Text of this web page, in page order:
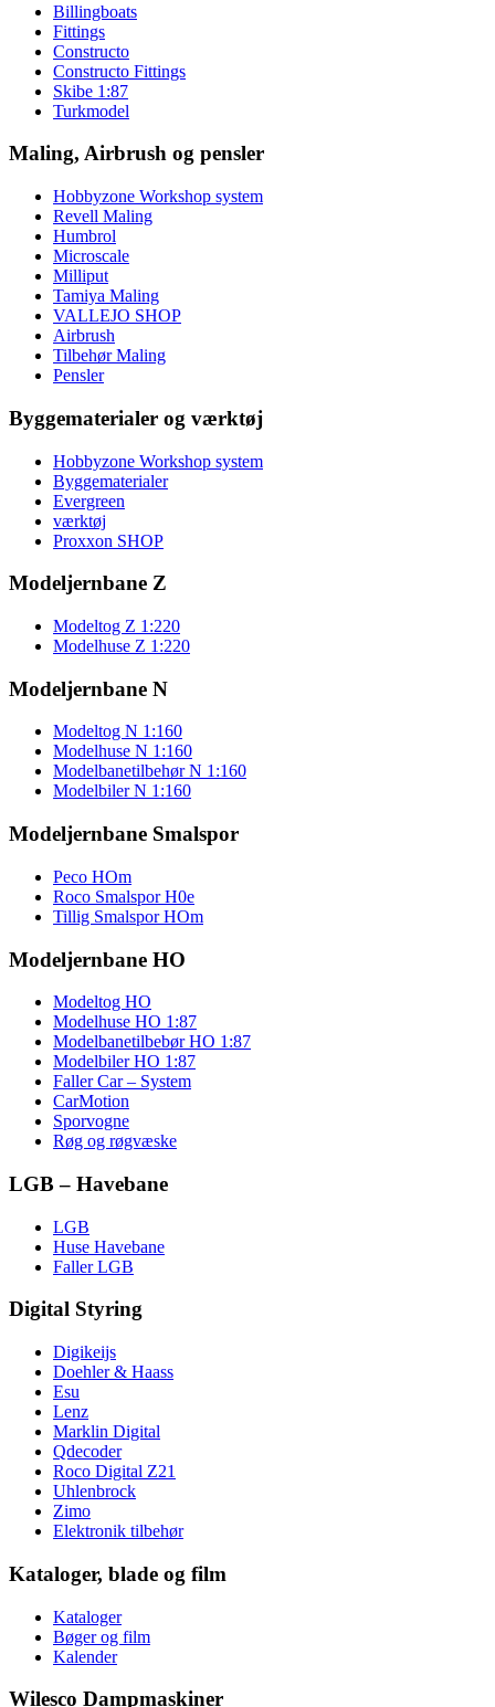
Billingboats
Fittings
Constructo
Constructo Fittings
Skibe 1:87
Turkmodel
Maling, Airbrush og pensler
Hobbyzone Workshop system
Revell Maling
Humbrol
Microscale
Milliput
Tamiya Maling
VALLEJO SHOP
Airbrush
Tilbehør Maling
Pensler
Byggematerialer og værktøj
Hobbyzone Workshop system
Byggematerialer
Evergreen
værktøj
Proxxon SHOP
Modeljernbane Z
Modeltog Z 1:220
Modelhuse Z 1:220
Modeljernbane N
Modeltog N 1:160
Modelhuse N 1:160
Modelbanetilbehør N 1:160
Modelbiler N 1:160
Modeljernbane Smalspor
Peco HOm
Roco Smalspor H0e
Tillig Smalspor HOm
Modeljernbane HO
Modeltog HO
Modelhuse HO 1:87
Modelbanetilbebør HO 1:87
Modelbiler HO 1:87
Faller Car – System
CarMotion
Sporvogne
Røg og røgvæske
LGB – Havebane
LGB
Huse Havebane
Faller LGB
Digital Styring
Digikeijs
Doehler & Haass
Esu
Lenz
Marklin Digital
Qdecoder
Roco Digital Z21
Uhlenbrock
Zimo
Elektronik tilbehør
Kataloger, blade og film
Kataloger
Bøger og film
Kalender
Wilesco Dampmaskiner